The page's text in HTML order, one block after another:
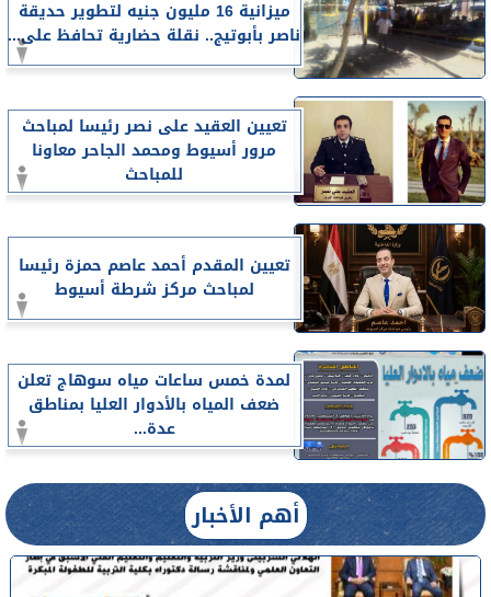
ميزانية 16 مليون جنيه لتطوير حديقة
ناصر بأبوتيج.. نقلة حضارية تحافظ على...
تعيين العقيد على نصر رئيسا لمباحث
مرور أسيوط ومحمد الجاحر معاونا
للمباحث
تعيين المقدم أحمد عاصم حمزة رئيسا
لمباحث مركز شرطة أسيوط
لمدة خمس ساعات مياه سوهاج تعلن
ضعف المياه بالأدوار العليا بمناطق
عدة...
أهم الأخبار